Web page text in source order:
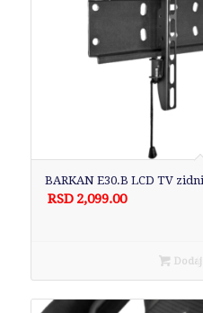
BARKAN E30.B LCD TV
RSD 2,099.00